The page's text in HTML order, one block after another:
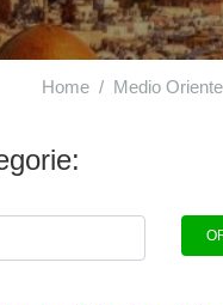
Home Medio Oriente